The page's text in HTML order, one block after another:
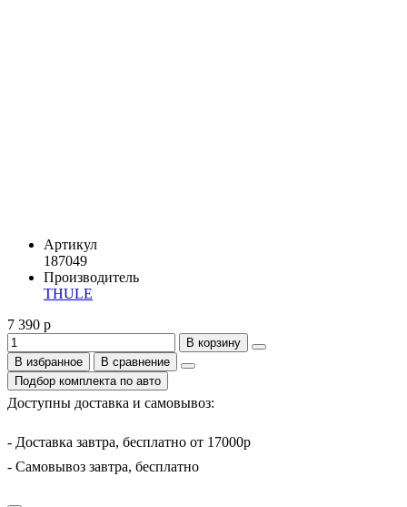
Артикул
187049
Производитель
THULE
7 390 р
В корзину
В избранное
В сравнение
Подбор комплекта по авто
Доступны доставка и самовывоз:
- Доставка завтра, бесплатно от 17000р
- Самовывоз завтра, бесплатно